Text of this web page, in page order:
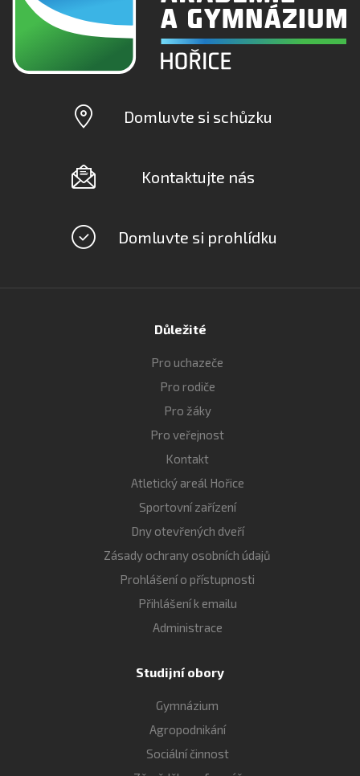
Domluvte si schůzku
Kontaktujte nás
Domluvte si prohlídku
Důležité
Pro uchazeče
Pro rodiče
Pro žáky
Pro veřejnost
Kontakt
Atletický areál Hořice
Sportovní zařízení
Dny otevřených dveří
Zásady ochrany osobních údajů
Prohlášení o přístupnosti
Přihlášení k emailu
Administrace
Studijní obory
Gymnázium
Agropodnikání
Sociální činnost